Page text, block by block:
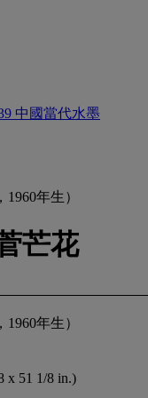
中國當代水墨
年生）
芒花
年生）
x 51 1/8 in.)